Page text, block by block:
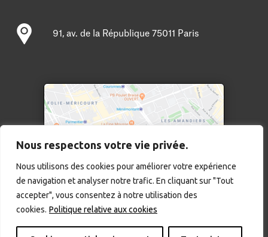
Nous respectons votre vie privée.
Nous utilisons des cookies pour améliorer votre expérience
de navigation et analyser notre trafic. En cliquant sur "Tout
accepter", vous consentez à notre utilisation des
cookies. Politique relative aux cookies
91, av. de la République 75011 Paris
Cliquer pour agrandir
Mentions légales
Copyright © 2025 – HK legal